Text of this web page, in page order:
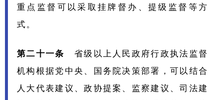
重点监督可以采取挂牌督办、提级监督等方
式。
第二十一条
省级以上人民政府行政执法监督
机构根据党中央、国务院决策部署，可以结合
人大代表建议、政协提案、监察建议、司法建